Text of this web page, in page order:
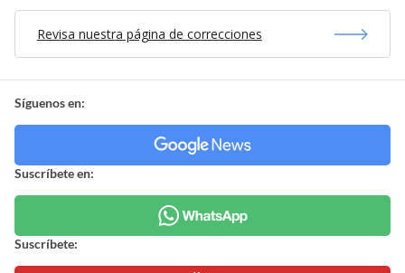
Revisa nuestra página de correcciones
Síguenos en:
Suscríbete en:
Suscríbete: